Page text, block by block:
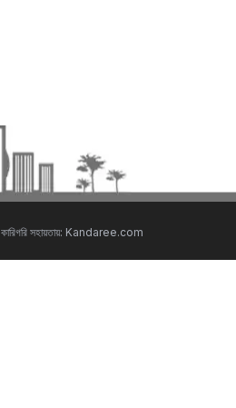
কারিগরি সহায়তায়: Kandaree.com